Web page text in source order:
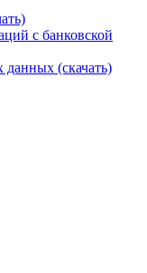
с банковской
данных (скачать)